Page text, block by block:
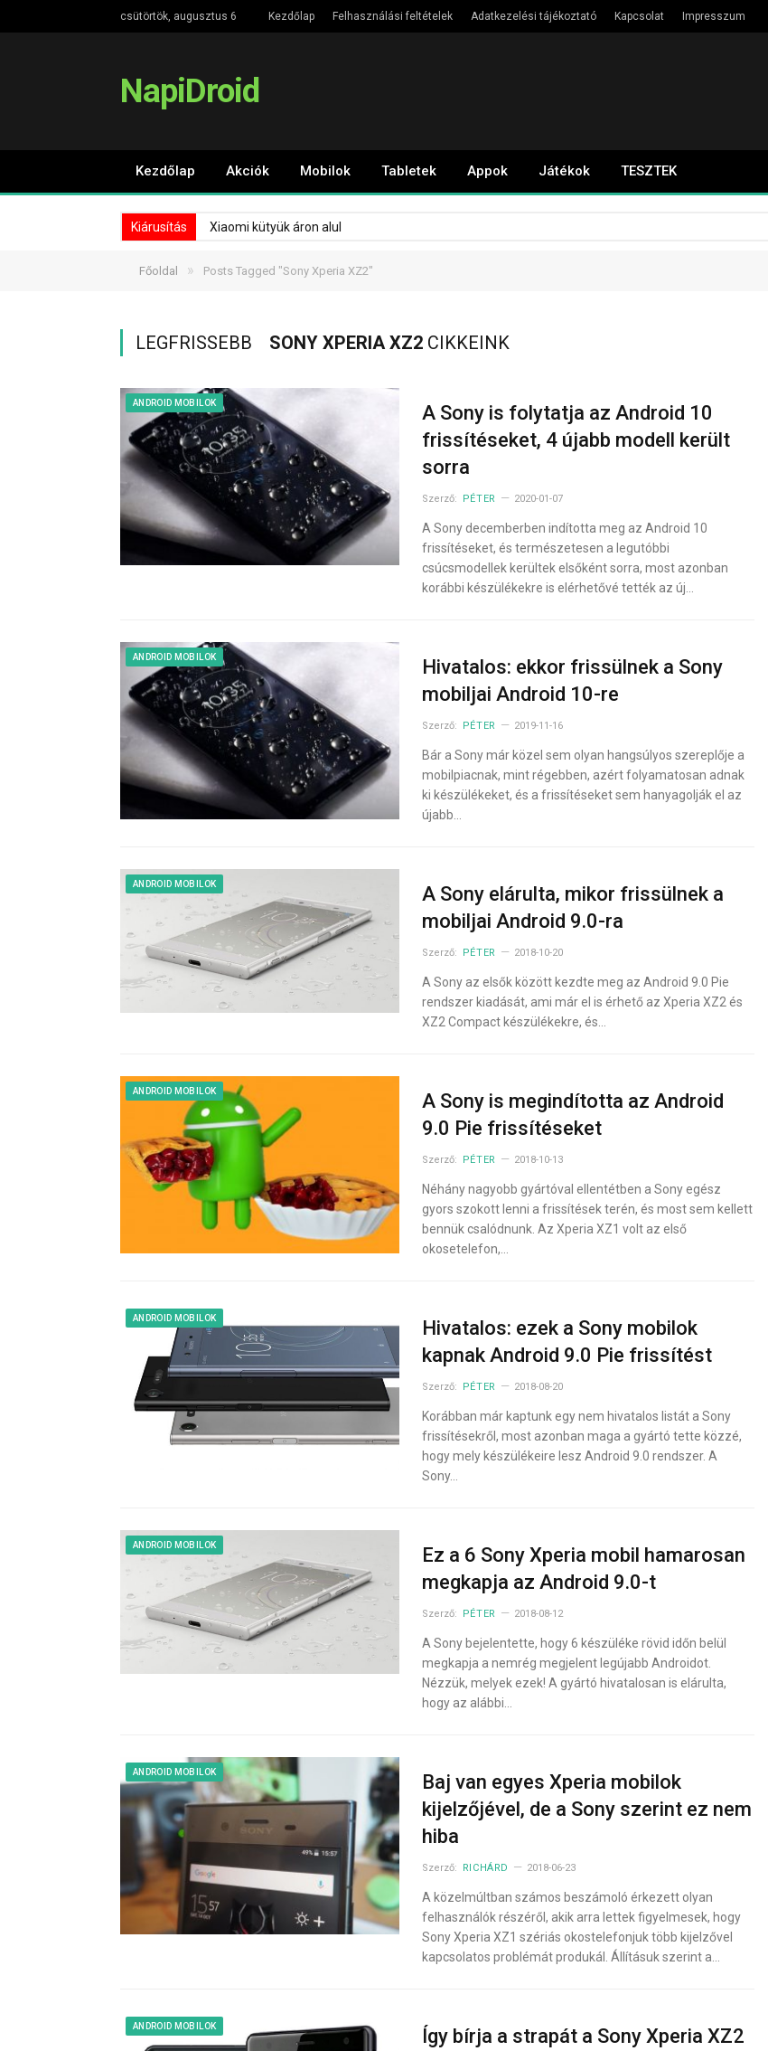
csütörtök, augusztus 6 Kezdőlap Felhasználási feltételek Adatkezelési tájékoztató Kapcsolat Impresszum
NapiDroid
Kezdőlap Akciók Mobilok Tabletek Appok Játékok TESZTEK
Kiárusítás Xiaomi kütyük áron alul
Főoldal » Posts Tagged "Sony Xperia XZ2"
LEGFRISSEBB SONY XPERIA XZ2 CIKKEINK
ANDROID MOBILOK
A Sony is folytatja az Android 10
frissítéseket, 4 újabb modell került
sorra
Szerző: PÉTER 2020-01-07
A Sony decemberben indította meg az Android 10
frissítéseket, és természetesen a legutóbbi
csúcsmodellek kerültek elsőként sorra, most azonban
korábbi készülékekre is elérhetővé tették az új…
ANDROID MOBILOK
Hivatalos: ekkor frissülnek a Sony
mobiljai Android 10-re
Szerző: PÉTER 2019-11-16
Bár a Sony már közel sem olyan hangsúlyos szereplője a
mobilpiacnak, mint régebben, azért folyamatosan adnak
ki készülékeket, és a frissítéseket sem hanyagolják el az
újabb…
ANDROID MOBILOK
A Sony elárulta, mikor frissülnek a
mobiljai Android 9.0-ra
Szerző: PÉTER 2018-10-20
A Sony az elsők között kezdte meg az Android 9.0 Pie
rendszer kiadását, ami már el is érhető az Xperia XZ2 és
XZ2 Compact készülékekre, és…
ANDROID MOBILOK
A Sony is megindította az Android
9.0 Pie frissítéseket
Szerző: PÉTER 2018-10-13
Néhány nagyobb gyártóval ellentétben a Sony egész
gyors szokott lenni a frissítések terén, és most sem kellett
bennük csalódnunk. Az Xperia XZ1 volt az első
okosetelefon,…
ANDROID MOBILOK
Hivatalos: ezek a Sony mobilok
kapnak Android 9.0 Pie frissítést
Szerző: PÉTER 2018-08-20
Korábban már kaptunk egy nem hivatalos listát a Sony
frissítésekről, most azonban maga a gyártó tette közzé,
hogy mely készülékeire lesz Android 9.0 rendszer. A
Sony…
ANDROID MOBILOK
Ez a 6 Sony Xperia mobil hamarosan
megkapja az Android 9.0-t
Szerző: PÉTER 2018-08-12
A Sony bejelentette, hogy 6 készüléke rövid időn belül
megkapja a nemrég megjelent legújabb Androidot.
Nézzük, melyek ezek! A gyártó hivatalosan is elárulta,
hogy az alábbi…
ANDROID MOBILOK
Baj van egyes Xperia mobilok
kijelzőjével, de a Sony szerint ez nem
hiba
Szerző: RICHÁRD 2018-06-23
A közelmúltban számos beszámoló érkezett olyan
felhasználók részéről, akik arra lettek figyelmesek, hogy
Sony Xperia XZ1 szériás okostelefonjuk több kijelzővel
kapcsolatos problémát produkál. Állításuk szerint a…
ANDROID MOBILOK Így bírja a strapát a Sony Xperia XZ2